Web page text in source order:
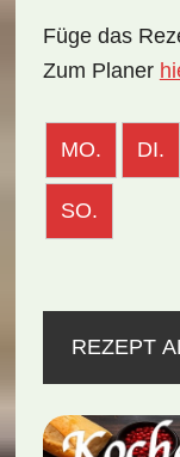
Füge das
Zum Planer
MO. DI.
SO.
REZEPT